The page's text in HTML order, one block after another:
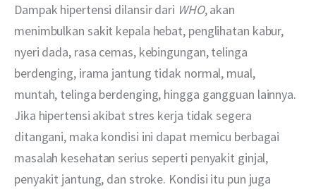
Dampak hipertensi dilansir dari WHO, akan
menimbulkan sakit kepala hebat, penglihatan kabur,
nyeri dada, rasa cemas, kebingungan, telinga
berdenging, irama jantung tidak normal, mual,
muntah, telinga berdenging, hingga gangguan lainnya.
Jika hipertensi akibat stres kerja tidak segera
ditangani, maka kondisi ini dapat memicu berbagai
masalah kesehatan serius seperti penyakit ginjal,
penyakit jantung, dan stroke. Kondisi itu pun juga